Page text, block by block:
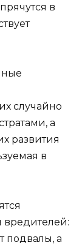
в
случайно
а
развития
в
подвалы, а